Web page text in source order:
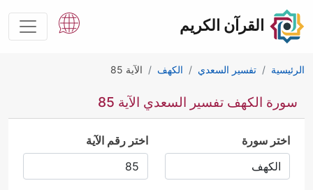
القرآن الكريم
الرئيسية تفسير السعدي الكهف الآية 85
سورة الكهف تفسير السعدي الآية 85
اختر سورة اختر رقم الآية